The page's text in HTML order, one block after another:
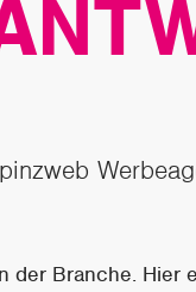
Branche.